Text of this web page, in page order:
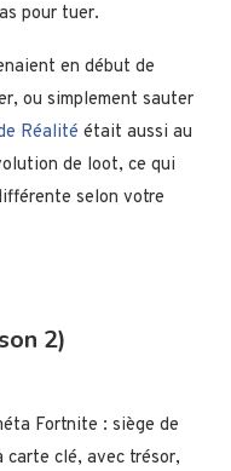
pour tuer.
en début de
ou simplement sauter
Réalité était aussi au
de loot, ce qui
selon votre
2)
Fortnite : siège de
carte clé, avec trésor,